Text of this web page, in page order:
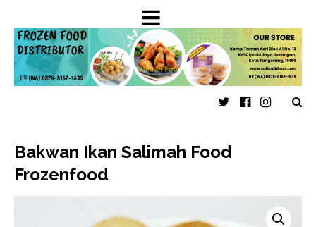
Twitter
Bakwan Ikan Salimah Food
Frozenfood